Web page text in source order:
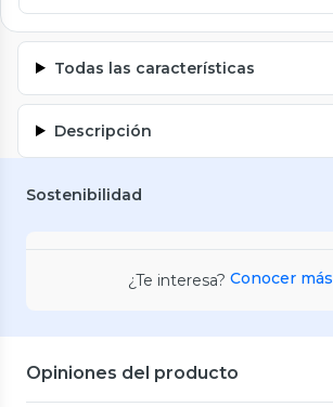
Todas las características
Descripción
Sostenibilidad
¿Te interesa? Conocer más
Opiniones del producto